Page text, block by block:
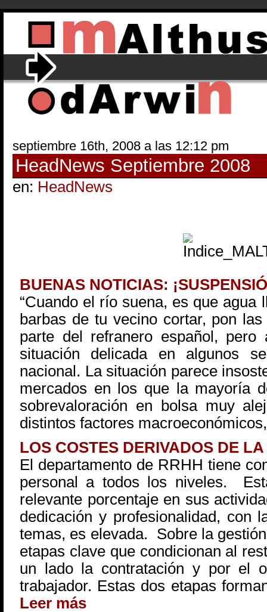
septiembre 16th, 2008 a las 12:12 pm
HeadNews Septiembre 2008
en: HeadNews
BUENAS NOTICIAS:
“Cuando el río suena, es que agua
barbas de tu vecino cortar, pon
parte del refranero español,
situación delicada en algunos
nacional. La situación parece
mercados en los que la mayoría
sobrevaloración en bolsa muy
distintos factores
LOS COSTES DERIVADOS DE
El departamento de RRHH tiene
personal a todos los niveles.
relevante porcentaje en sus
dedicación y profesionalidad, con
temas, es elevada. Sobre la
etapas clave que condicionan al
un lado la contratación y por el
trabajador. Estas dos etapas
Leer más